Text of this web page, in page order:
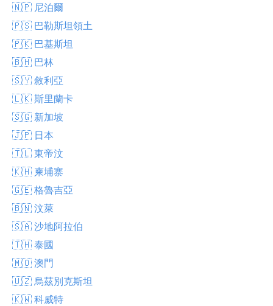
🇳🇵 尼泊爾
🇵🇸 巴勒斯坦領土
🇵🇰 巴基斯坦
🇧🇭 巴林
🇸🇾 敘利亞
🇱🇰 斯里蘭卡
🇸🇬 新加坡
🇯🇵 日本
🇹🇱 東帝汶
🇰🇭 柬埔寨
🇬🇪 格魯吉亞
🇧🇳 汶萊
🇸🇦 沙地阿拉伯
🇹🇭 泰國
🇲🇴 澳門
🇺🇿 烏茲別克斯坦
🇰🇼 科威特